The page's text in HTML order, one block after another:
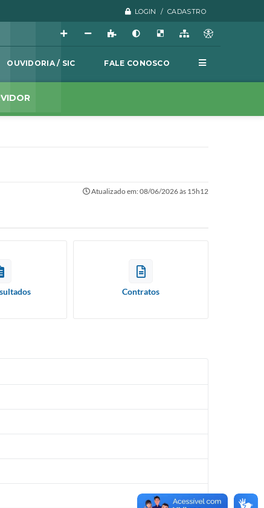
LOGIN / CADASTRO
OUVIDORIA / SIC FALE CONOSCO
Atualizado em: 08/06/2026 às 15h12
Contratos